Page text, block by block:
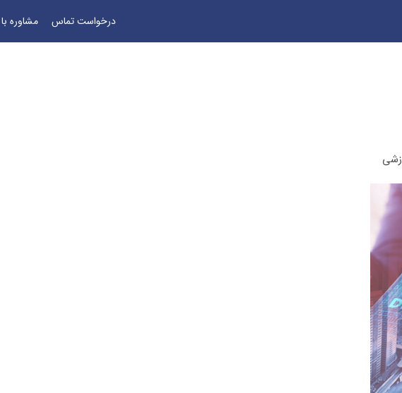
درخواست تماس مشاوره